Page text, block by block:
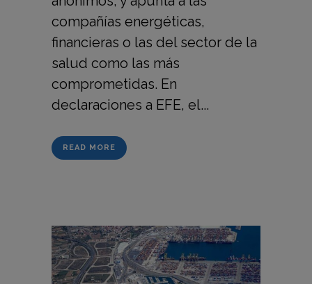
compañías energéticas,
financieras o las del sector de la
salud como las más
comprometidas. En
declaraciones a EFE, el...
READ MORE